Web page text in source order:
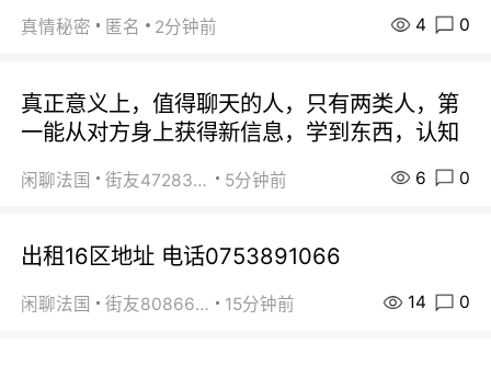
真情秘密 匿名 2分钟前 4 0
真正意义上，值得聊天的人，只有两类人，第
一能从对方身上获得新信息，学到东西，认知
闲聊法国 街友472838572 5分钟前 6 0
出租16区地址 电话0753891066
闲聊法国 街友80866802 15分钟前 14 0